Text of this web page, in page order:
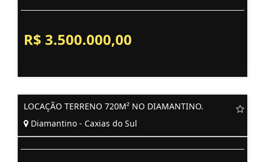
R$ 3.500.000,00
LOCAÇÃO TERRENO 720M² NO DIAMANTINO.
Diamantino - Caxias do Sul